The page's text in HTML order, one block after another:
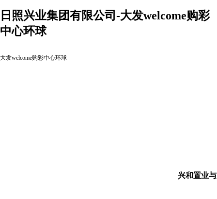
日照兴业集团有限公司-大发welcome购彩
中心环球
大发welcome购彩中心环球
兴和置业